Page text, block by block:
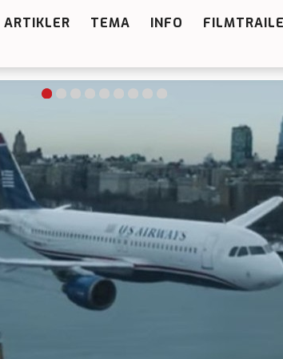
ARTIKLER TEMA INFO